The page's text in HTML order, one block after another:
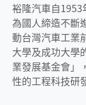
裕隆汽車自
為國人締造不斷
動台灣汽車工業
大學及成功大學
業發展基金會」
性的工程科技研